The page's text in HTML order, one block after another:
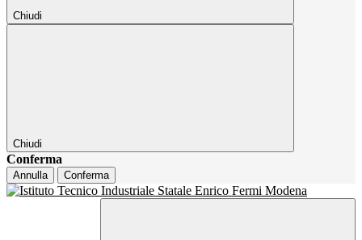
Chiudi
Chiudi
Conferma
Annulla Conferma